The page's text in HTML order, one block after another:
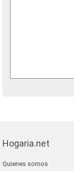
Hogaria.net
Quienes somos